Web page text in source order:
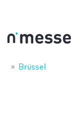
Brüssel